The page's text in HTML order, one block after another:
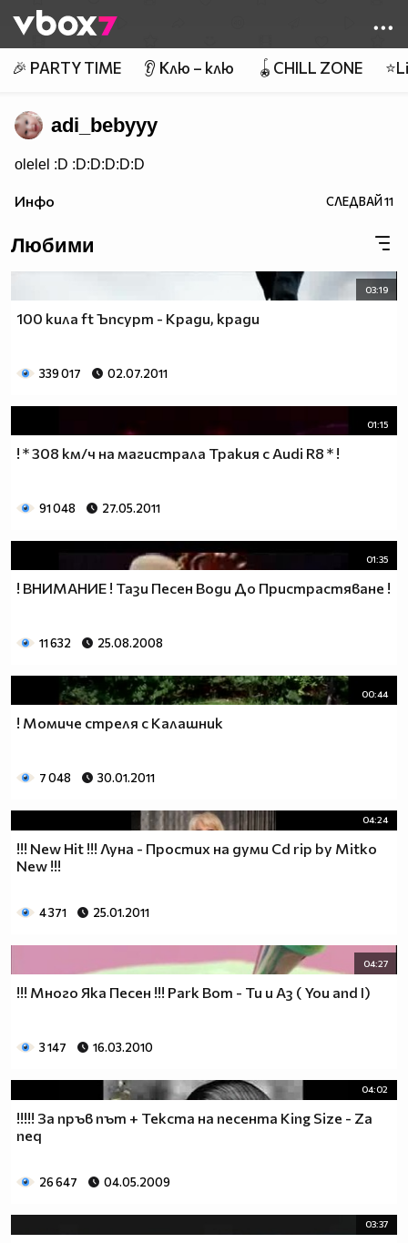
👾
🎉 PARTY TIME 👂 Клю – клю 🪀CHILL ZONE
adi_bebyyy
olelel :D :D:D:D:D:D
Инфо СЛЕДВАЙ11
Любими
03:19
100 кила ft Ъпсурт - Кради, кради
339 017 02.07.2011
01:15
! * 308 км/ч на магистрала Тракия с Audi R8 * !
91 048 27.05.2011
01:35
! ВНИМАНИЕ ! Тази Песен Води До Пристрастяване !
11 632 25.08.2008
00:44
! Момиче стреля с Калашник
7 048 30.01.2011
04:24
!!! New Hit !!! Луна - Простих на думи Cd rip by Mitko
New !!!
4 371 25.01.2011
04:27
!!! Много Яка Песен !!! Park Bom - Ти и Аз ( You and I)
3 147 16.03.2010
04:02
!!!!! За пръв път + Текста на песента King Size - Za
neq
26 647 04.05.2009
03:37